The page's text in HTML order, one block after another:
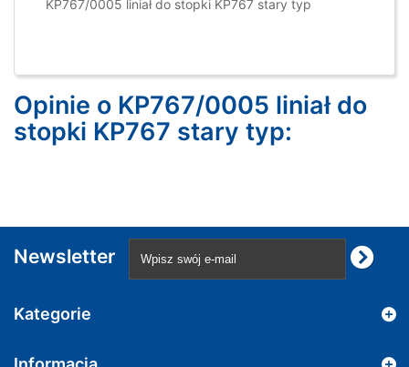
KP767/0005 liniał do stopki KP767 stary typ
Opinie o KP767/0005 liniał do
stopki KP767 stary typ:
Newsletter
Kategorie